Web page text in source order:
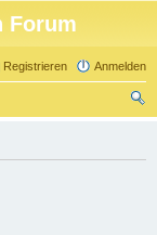
Forum
Anmelden
Registrieren